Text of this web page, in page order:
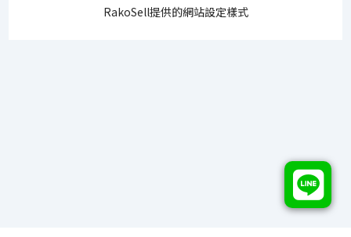
RakoSell提供的網站設定樣式